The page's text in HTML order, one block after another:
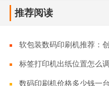
推荐阅读
软包装数码印刷机推荐：
标签打印机出纸位置怎么
数码印刷机价格多少钱一